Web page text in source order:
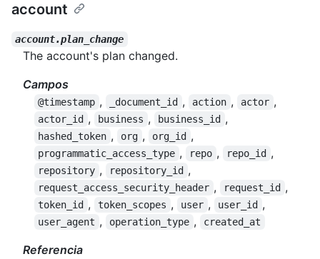
account
account.plan_change
The account's plan changed.
Campos
@timestamp , _document_id , action , actor ,
actor_id , business , business_id ,
hashed_token , org , org_id ,
programmatic_access_type , repo , repo_id ,
repository , repository_id ,
request_access_security_header , request_id ,
token_id , token_scopes , user , user_id ,
user_agent , operation_type , created_at
Referencia